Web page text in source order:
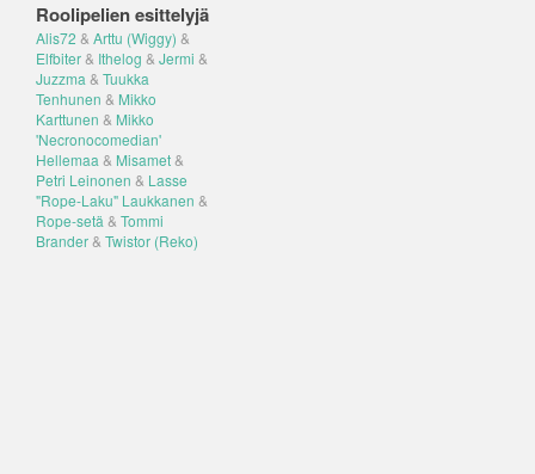
Roolipelien esittelyjä
Alis72 & Arttu (Wiggy) &
Elfbiter& Ithelog & Jermi &
Juzzma & Tuukka
Tenhunen & Mikko
Karttunen & Mikko
'Necronocomedian'
Hellemaa & Misamet&
Petri Leinonen & Lasse
"Rope-Laku" Laukkanen &
Rope-setä & Tommi
Brander& Twistor (Reko)